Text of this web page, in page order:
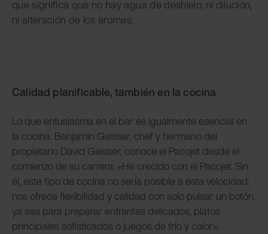
que significa que no hay agua de deshielo, ni dilución,
ni alteración de los aromas.
Calidad planificable, también en la cocina
Lo que entusiasma en el bar es igualmente esencial en
la cocina. Benjamin Geisser, chef y hermano del
propietario David Geisser, conoce el Pacojet desde el
comienzo de su carrera: «He crecido con el Pacojet. Sin
él, este tipo de cocina no sería posible a esta velocidad:
nos ofrece flexibilidad y calidad con solo pulsar un botón,
ya sea para preparar entrantes delicados, platos
principales sofisticados o juegos de frío y calor».